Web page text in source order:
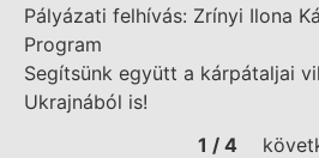
Pályázati felhívás: Zrínyi Ilona
Program
Segítsünk együtt a kárpátaljai
Ukrajnából is!
1 / 4